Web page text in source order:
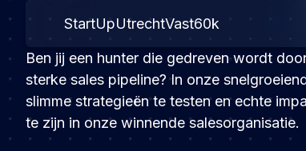
StartUpUtrechtVast60k
Ben jij een hunter die gedreven wordt
sterke sales pipeline? In onze
slimme strategieën te testen en echte
te zijn in onze winnende salesorganisatie.